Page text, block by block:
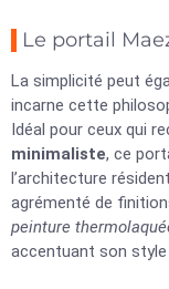
Le portail
La simplicité peut
incarne cette
Idéal pour ceux qui
minimaliste, ce
l’architecture
agrémenté de
peinture
accentuant son